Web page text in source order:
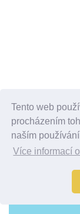
Tento web
procházením
naším
Více informací